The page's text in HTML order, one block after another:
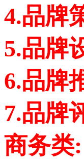
4.品牌
5.品牌
6.品牌
7.品牌
商务类: